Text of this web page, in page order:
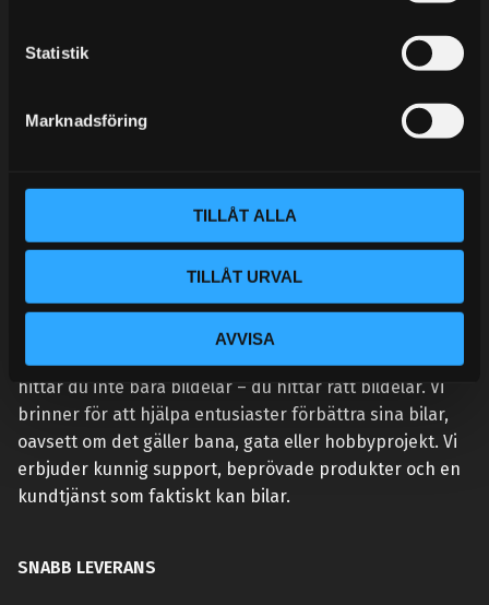
Statistik
Marknadsföring
TILLÅT ALLA
TILLÅT URVAL
AVVISA
Vi lever och andas prestanda. Hos Street Performance
hittar du inte bara bildelar – du hittar rätt bildelar. Vi
brinner för att hjälpa entusiaster förbättra sina bilar,
oavsett om det gäller bana, gata eller hobbyprojekt. Vi
erbjuder kunnig support, beprövade produkter och en
kundtjänst som faktiskt kan bilar.
SNABB LEVERANS